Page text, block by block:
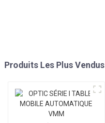
Produits Les Plus Vendus